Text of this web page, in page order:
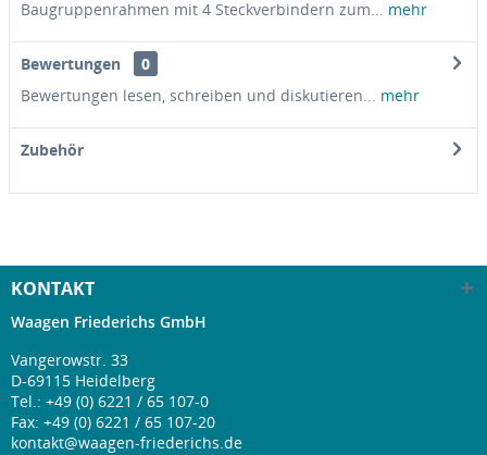
Baugruppenrahmen mit 4 Steckverbindern zum...
mehr
Bewertungen
0
Bewertungen lesen, schreiben und diskutieren...
mehr
Zubehör
KONTAKT
Waagen Friederichs GmbH
Vangerowstr. 33
D-69115 Heidelberg
Tel.: +49 (0) 6221 / 65 107-0
Fax: +49 (0) 6221 / 65 107-20
kontakt@waagen-friederichs.de